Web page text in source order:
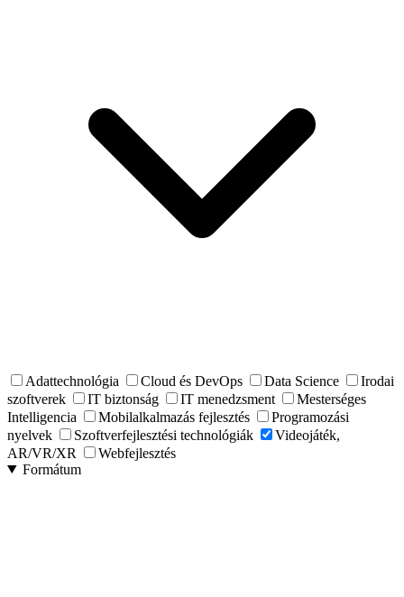
Adattechnológia Cloud és DevOps Data Science
Irodai
szoftverek
IT biztonság IT menedzsment
Mesterséges
Intelligencia
Mobilalkalmazás fejlesztés
Programozási
nyelvek
Szoftverfejlesztési technológiák
Videojáték,
AR/VR/XR
Webfejlesztés
Formátum